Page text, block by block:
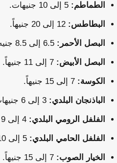
الطماطم:
البطاطس:
البصل الأحمر:
البصل الأبيض:
الكوسة:
الباذنجان البلدي:
الفلفل الرومي البلدي:
الفلفل الحامي البلدي:
الخيار الصوب: